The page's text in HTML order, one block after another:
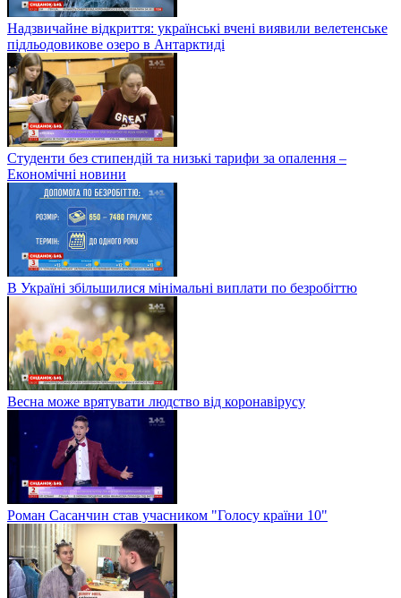
Надзвичайне відкриття: українські вчені виявили велетенське
підльодовикове озеро в Антарктиді
Студенти без стипендій та низькі тарифи за опалення –
Економічні новини
В Україні збільшилися мінімальні виплати по безробіттю
Весна може врятувати людство від коронавірусу
Роман Сасанчин став учасником "Голосу країни 10"